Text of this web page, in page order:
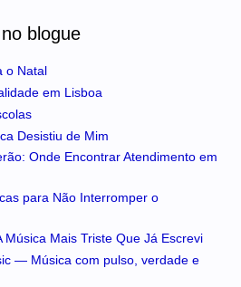
blogue
o Natal
em Lisboa
Desistiu de Mim
Onde Encontrar Atendimento em
para Não Interromper o
Música Mais Triste Que Já Escrevi
— Música com pulso, verdade e